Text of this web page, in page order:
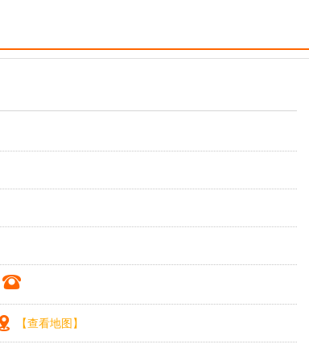
【查看地图】